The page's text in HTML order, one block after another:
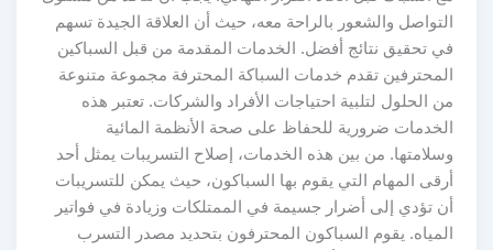
التواصل والشعور بالراحة معه، حيث أن العلاقة الجيدة تسهم
في تحقيق نتائج أفضل. الخدمات المقدمة من قبل السباكين
المحترفين تقدم خدمات السباكة المحترفة مجموعة متنوعة
من الحلول لتلبية احتياجات الأفراد والشركات. تعتبر هذه
الخدمات ضرورية للحفاظ على صحة الأنظمة المائية
وسلامتها. من بين هذه الخدمات، إصلاح التسريبات يمثل أحد
أرقى المهام التي يقوم بها السباكون، حيث يمكن للتسريبات
أن تؤدي إلى أضرار جسيمة في الممتلكات وزيادة في فواتير
المياه. يقوم السباكون المحترفون بتحديد مصدر التسرب